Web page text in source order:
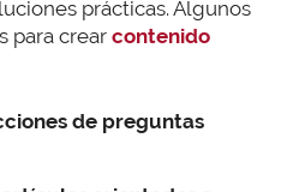
prácticas. Algunos
para crearcontenido
de preguntas